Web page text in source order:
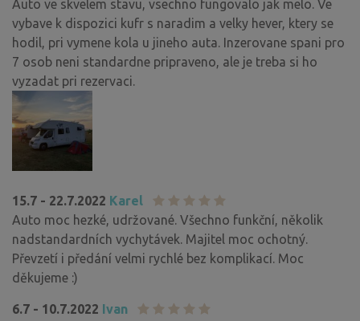
Auto ve skvelem stavu, vsechno fungovalo jak melo. Ve
vybave k dispozici kufr s naradim a velky hever, ktery se
hodil, pri vymene kola u jineho auta. Inzerovane spani pro
7 osob neni standardne pripraveno, ale je treba si ho
vyzadat pri rezervaci.
15.7 - 22.7.2022 Karel
Auto moc hezké, udržované. Všechno funkční, několik
nadstandardních vychytávek. Majitel moc ochotný.
Převzetí i předání velmi rychlé bez komplikací. Moc
děkujeme :)
6.7 - 10.7.2022 Ivan